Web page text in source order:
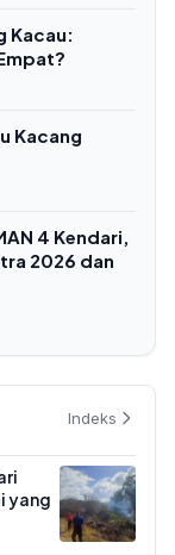
Kacau:
Kacang
4 Kendari,
2026 dan
Indeks
yang